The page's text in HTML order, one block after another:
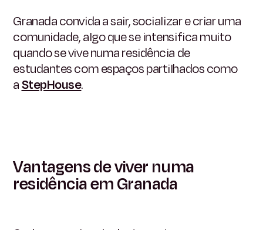
Granada convida a sair, socializar e criar uma
comunidade, algo que se intensifica muito
quando se vive numa residência de
estudantes com espaços partilhados como
aStepHouse.
Vantagens de viver numa
residência em Granada